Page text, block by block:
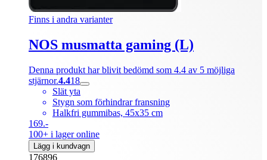
Finns i andra varianter
NOS musmatta gaming (L)
Denna produkt har blivit bedömd som 4.4 av 5 möjliga
stjärnor.4.418
Slät yta
Stygn som förhindrar fransning
Halkfri gummibas, 45x35 cm
169.-
100+ i lager online
Lägg i kundvagn
176896